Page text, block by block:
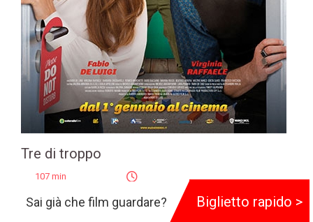
Tre di troppo
107 min
Genere:Commedia
Sai già che film guardare? Biglietto rapido >